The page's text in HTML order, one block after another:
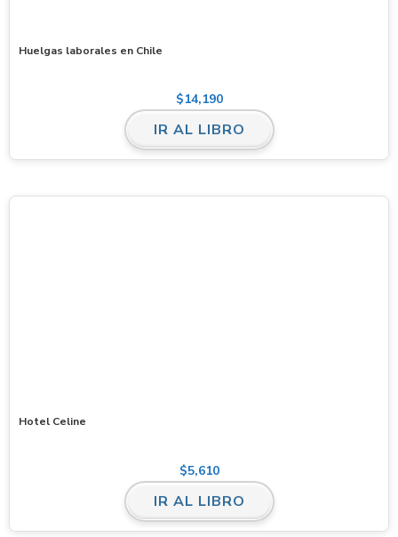
Huelgas laborales en Chile
$14,190
IR AL LIBRO
Hotel Celine
$5,610
IR AL LIBRO